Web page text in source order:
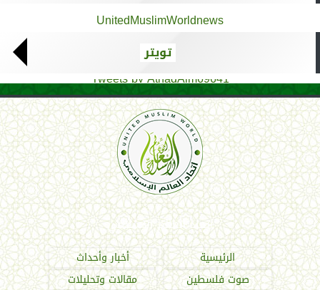
UnitedMuslimWorldnews
تويتر
Tweets by AthadAlm69641
اتحاد العالم الإسلامي
الرئيسية
أخبار وأحداث
صوت فلسطين
مقالات وتحليلات